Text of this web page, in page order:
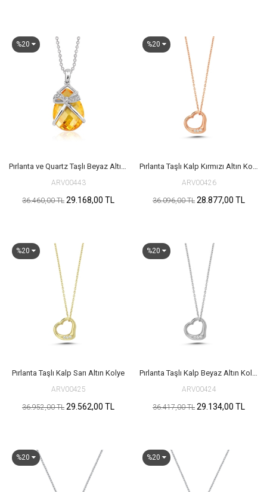
%20
Pırlanta ve Quartz Taşlı Beyaz Altın Kolye
ARV00443
36.460,00 TL 29.168,00 TL
%20
Pırlanta Taşlı Kalp Kırmızı Altın Kolye
ARV00426
36.096,00 TL 28.877,00 TL
%20
Pırlanta Taşlı Kalp Sarı Altın Kolye
ARV00425
36.952,00 TL 29.562,00 TL
%20
Pırlanta Taşlı Kalp Beyaz Altın Kolye
ARV00424
36.417,00 TL 29.134,00 TL
%20 %20